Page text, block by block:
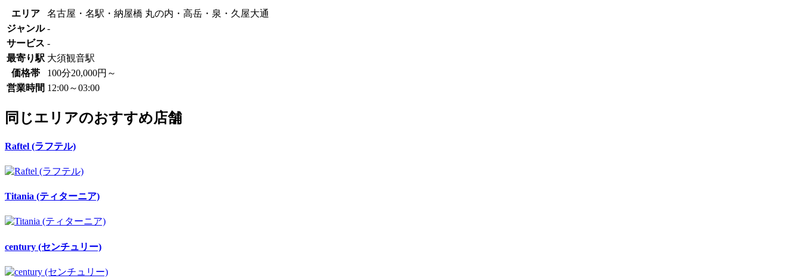
エリア
名古屋・名駅・納屋橋 丸の内・高岳・泉・久屋大通
ジャンル -
サービス -
最寄り駅 大須観音駅
価格帯
100分20,000円～
営業時間 12:00～03:00
同じエリアのおすすめ店舗
Raftel (ラフテル)
Titania (ティターニア)
century (センチュリー)